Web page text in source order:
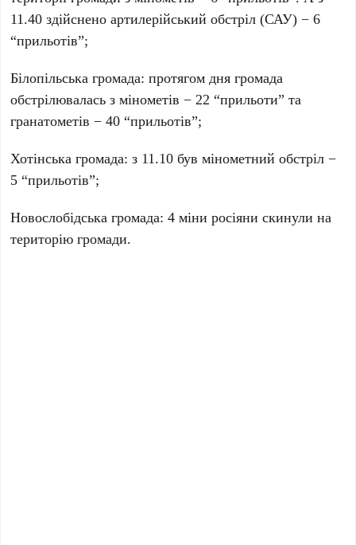
11.40 здійснено артилерійський обстріл (САУ) − 6
“прильотів”;
Білопільська громада: протягом дня громада
обстрілювалась з мінометів − 22 “прильоти” та
гранатометів − 40 “прильотів”;
Хотінська громада: з 11.10 був мінометний обстріл −
5 “прильотів”;
Новослобідська громада: 4 міни росіяни скинули на
територію громади.